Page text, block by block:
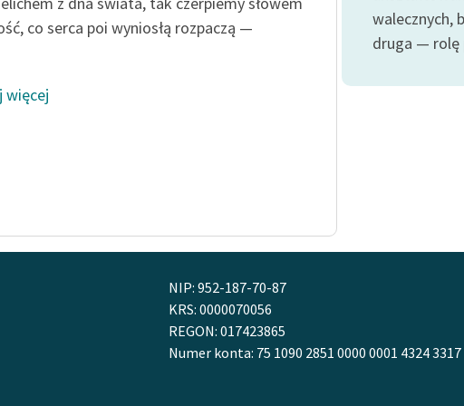
oraz Starego Testamentu
co serca poi wyniosłą rozpaczą —
więcej
walecznych,
druga — rolę
NIP: 952-187-70-87
KRS: 0000070056
REGON: 017423865
Numer konta: 75 1090 2851 0000 0001 4324 3317